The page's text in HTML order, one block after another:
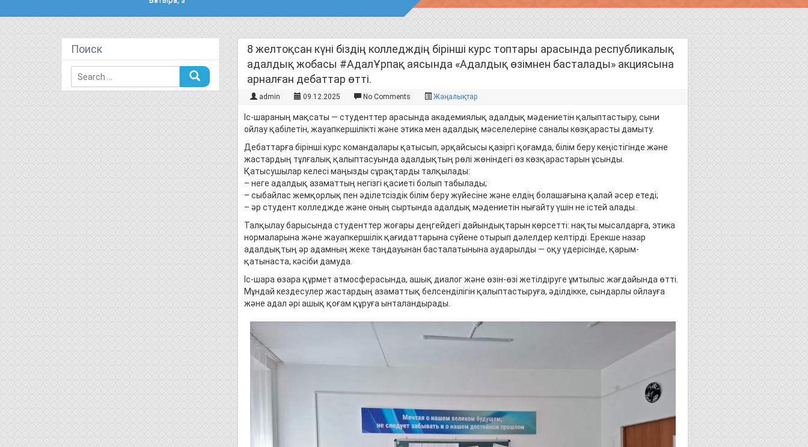
8 желтоқсан күні біздің колледждің бірінші курс топтары арасында республикалық
адалдық жобасы #АдалҰрпақ аясында «Адалдық өзімнен басталады» акциясына
арналған дебаттар өтті.
admin 09.12.2025 No Comments Жаңалықтар
Іс-шараның мақсаты — студенттер арасында академиялық адалдық мәдениетін қалыптастыру, сыни
ойлау қабілетін, жауапкершілікті және этика мен адалдық мәселелеріне саналы көзқарасты дамыту.
Дебаттарға бірінші курс командалары қатысып, әрқайсысы қазіргі қоғамда, білім беру кеңістігінде және
жастардың тұлғалық қалыптасуында адалдықтың рөлі жөніндегі өз көзқарастарын ұсынды.
Қатысушылар келесі маңызды сұрақтарды талқылады:
– неге адалдық азаматтың негізгі қасиеті болып табылады;
– сыбайлас жемқорлық пен әділетсіздік білім беру жүйесіне және елдің болашағына қалай әсер етеді;
– әр студент колледжде және оның сыртында адалдық мәдениетін нығайту үшін не істей алады.
Талқылау барысында студенттер жоғары деңгейдегі дайындықтарын көрсетті: нақты мысалдарға, этика
нормаларына және жауапкершілік қағидаттарына сүйене отырып дәлелдер келтірді. Ерекше назар
адалдықтың әр адамның жеке таңдауынан басталатынына аударылды — оқу үдерісінде, қарым-
қатынаста, кәсіби дамуда.
Іс-шара өзара құрмет атмосферасында, ашық диалог және өзін-өзі жетілдіруге ұмтылыс жағдайында өтті.
Мұндай кездесулер жастардың азаматтық белсенділігін қалыптастыруға, әділдікке, сындарлы ойлауға
және адал әрі ашық қоғам құруға ынталандырады.
Поиск